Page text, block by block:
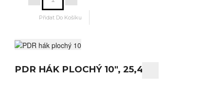
PDR HÁK PLOCHÝ 10", 25,4CM